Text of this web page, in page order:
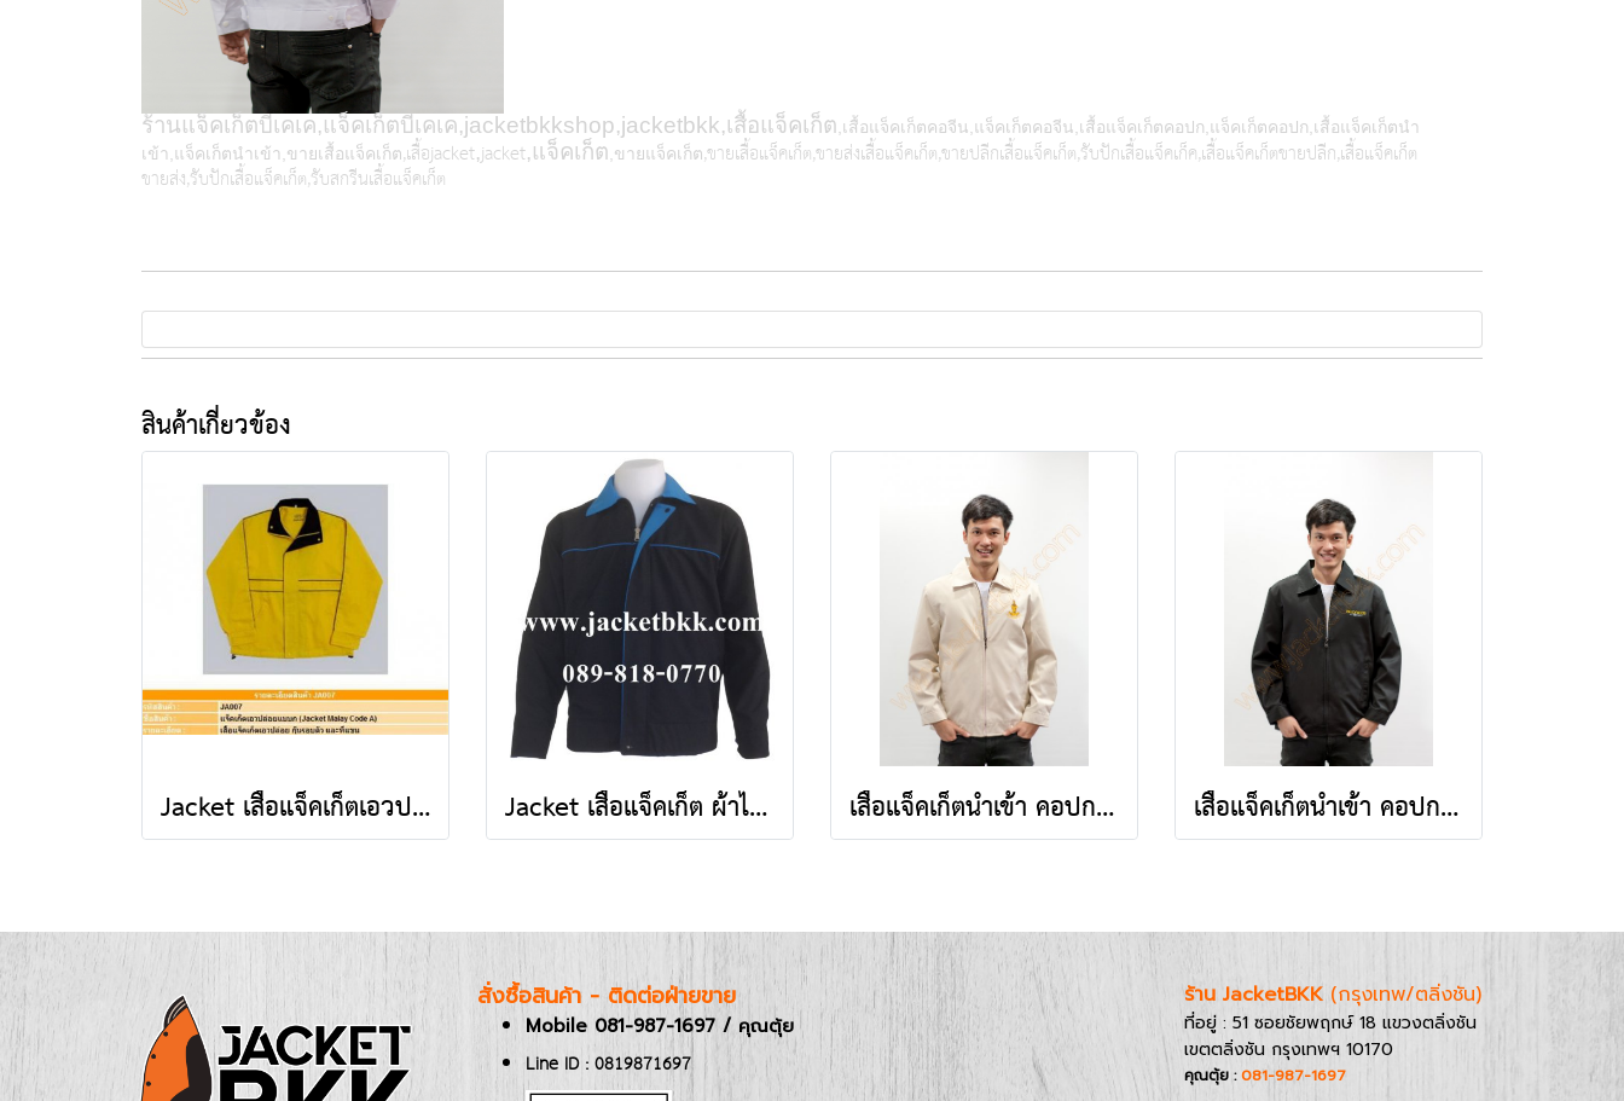
ร้านแจ็คเก็ตบีเคเค,แจ็คเก็ตบีเคเค,jacketbkkshop,jacketbkk,เสื้อแจ็คเก็ต ,เสื้อแจ็คเก็ตคอจีน,แจ็คเก็ตคอจีน,เสื้อแจ็คเก็ตคอปก,แจ็คเก็ตคอปก,เสื้อแจ็คเก็ตนำ
เข้า,แจ็คเก็ตนำเข้า,ขายเสื้อแจ็คเก็ต,เสื้อjacket,jacket,แจ็คเก็ต ,ขายแจ็คเก็ต,ขายเสื้อแจ็คเก็ต,ขายส่งเสื้อแจ็คเก็ต,ขายปลีกเสื้อแจ็คเก็ต,รับปักเสื้อแจ็คเก็ค,เสื้อแจ็คเก็ตขายปลีก,เสื้อแจ็คเก็ต
ขายส่ง,รับปักเสื้อแจ็คเก็ต,รับสกรีนเสื้อแจ็คเก็ต
สินค้าเกี่ยวข้อง
Jacket เสื้อแจ็คเก็ตเอวปล่อย ( แบบ A ) Jacket เสื้อแจ็คเก็ต ผ้าไมโคร ตัดต่อสองด้าน ดำปกฟ้า-ฟ้าปกดำ เสื้อแจ็คเก็ตนำเข้า คอปกสีครีม ปักกรุงเทพมหานคร เสื้อแจ็คเก็ตนำเข้า คอปกสีดำ ปักHollywood
สั่งซื้อสินค้า - ติดต่อฝ่ายขาย
Mobile 081-987-1697 / คุณตุ้ย
Line ID : 0819871697
ร้าน JacketBKK(กรุงเทพ/ตลิ่งชัน)
ที่อยู่ : 51 ซอยชัยพฤกษ์ 18 แขวงตลิ่งชัน
เขตตลิ่งชัน กรุงเทพฯ 10170
คุณตุ้ย :081-987-1697